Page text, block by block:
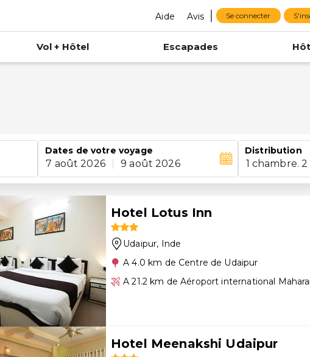
Aide Avis Se connecter
Vol + Hôtel Escapades
Dates de votre voyage
7 août 2026 9 août 2026
Distribution
1 chambre.
Hotel Lotus Inn
Udaipur, Inde
A 4.0 km de Centre de Udaipur
A 21.2 km de Aéroport international
Hotel Meenakshi Udaipur